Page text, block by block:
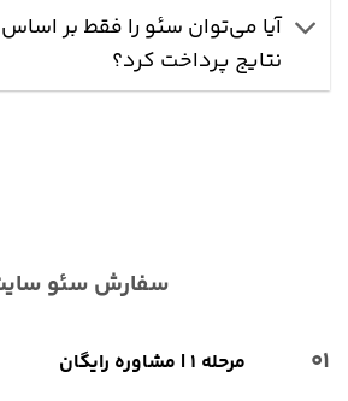
آیا می‌توان سئو را فقط بر
نتایج پرداخت کرد؟
سفارش سئو
01
مرحله ۱ | مشاوره رایگان